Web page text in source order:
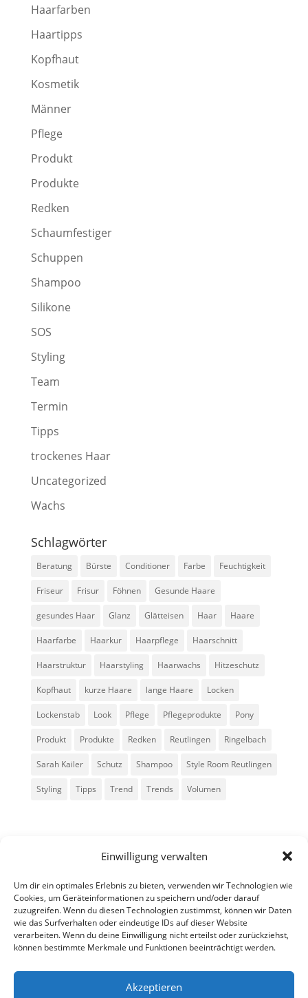
Einwilligung verwalten
Um dir ein optimales Erlebnis zu bieten, verwenden wir Technologien wie
Cookies, um Geräteinformationen zu speichern und/oder darauf
zuzugreifen. Wenn du diesen Technologien zustimmst, können wir Daten
wie das Surfverhalten oder eindeutige IDs auf dieser Website
verarbeiten. Wenn du deine Einwilligung nicht erteilst oder zurückziehst,
können bestimmte Merkmale und Funktionen beeinträchtigt werden.
Akzeptieren
Haarfarben
Haartipps
Kopfhaut
Kosmetik
Männer
Pflege
Produkt
Produkte
Redken
Schaumfestiger
Schuppen
Shampoo
Silikone
SOS
Styling
Team
Termin
Tipps
trockenes Haar
Uncategorized
Wachs
Schlagwörter
Beratung Bürste Conditioner Farbe Feuchtigkeit
Friseur Frisur Föhnen Gesunde Haare
gesundes Haar Glanz Glätteisen Haar Haare
Haarfarbe Haarkur Haarpflege Haarschnitt
Haarstruktur Haarstyling Haarwachs Hitzeschutz
Kopfhaut kurze Haare lange Haare Locken
Lockenstab Look Pflege Pflegeprodukte Pony
Produkt Produkte Redken Reutlingen Ringelbach
Sarah Kailer Schutz Shampoo Style Room Reutlingen
Styling Tipps Trend Trends Volumen
Alle Rechte vorbehalten - Sarah Kailer